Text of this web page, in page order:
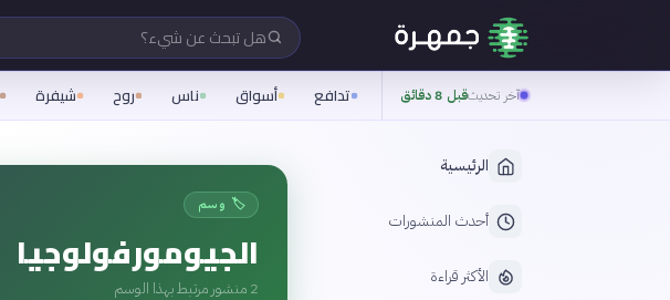
هل تبحث عن شيء؟
آخر تحديثقبل 8 دقائق تدافع أسواق ناس روح شيفرة
الرئيسية
أحدث المنشورات
الأكثر قراءة
🏷️ وسم
الجيومورفولوجيا
2 منشور مرتبط بهذا الوسم